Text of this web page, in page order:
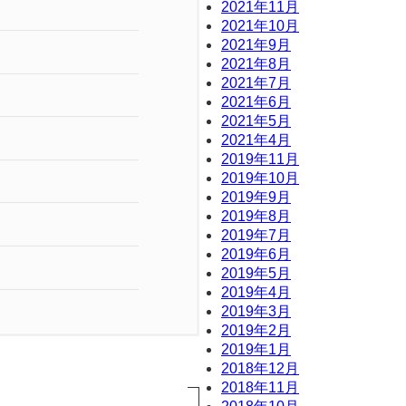
2021年11月
2021年10月
2021年9月
2021年8月
2021年7月
2021年6月
2021年5月
2021年4月
2019年11月
2019年10月
2019年9月
2019年8月
2019年7月
2019年6月
2019年5月
2019年4月
2019年3月
2019年2月
2019年1月
2018年12月
2018年11月